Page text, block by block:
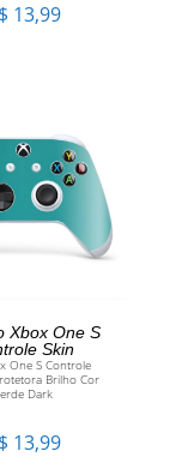
13,99
AO
Xbox One S
Skin
One S Controle
Brilho Cor
Dark
13,99